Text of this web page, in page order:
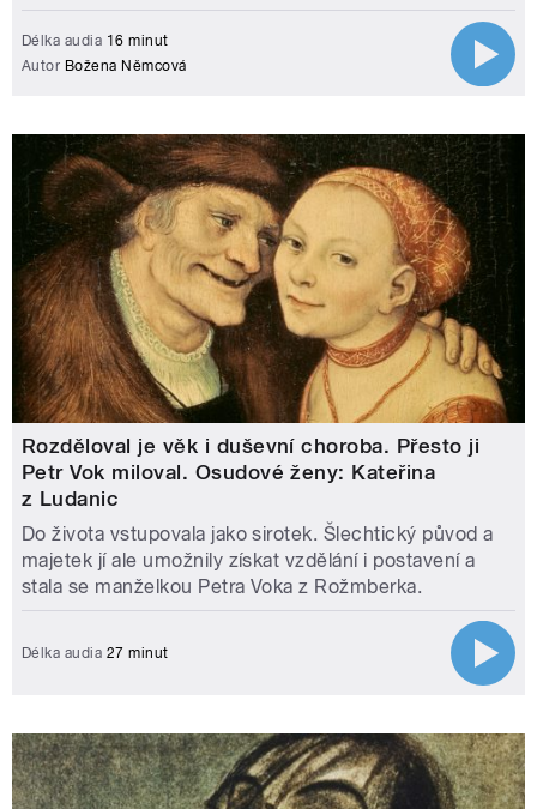
Délka audia 16 minut
Autor Božena Němcová
Rozděloval je věk i duševní choroba. Přesto ji
Petr Vok miloval. Osudové ženy: Kateřina
z Ludanic
Do života vstupovala jako sirotek. Šlechtický původ a
majetek jí ale umožnily získat vzdělání i postavení a
stala se manželkou Petra Voka z Rožmberka.
Délka audia 27 minut